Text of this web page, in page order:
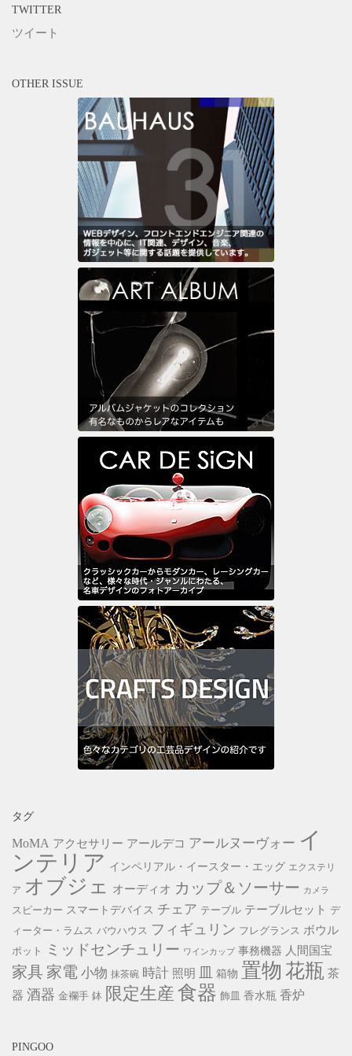
TWITTER
ツイート
OTHER ISSUE
タグ
MoMA アクセサリー アールデコ アールヌーヴォー イ
ンテリア インペリアル・イースター・エッグ エクステリ
ア オブジェ オーディオ カップ＆ソーサー カメラ
スピーカー スマートデバイス チェア テーブル テーブルセット
デ
ィーター・ラムス バウハウス フィギュリン フレグランス ボウル
ポット ミッドセンチュリー ワインカップ 事務機器 人間国宝
家具 家電 小物 抹茶碗 時計 照明 皿 箱物 置物 花瓶 茶
器 酒器 金襴手 鉢 限定生産 食器 飾皿 香水瓶 香炉
PINGOO